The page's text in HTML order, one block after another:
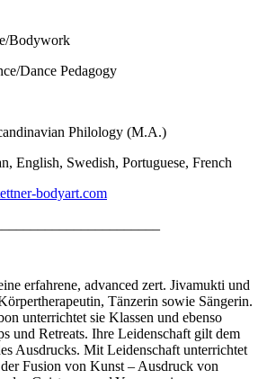
Bodywork
Dance Pedagogy
Philology (M.A.)
English, Swedish, Portuguese, French
bodyart.com
erfahrene, advanced zert. Jivamukti und
Tänzerin sowie Sängerin.
unterrichtet sie Klassen und ebenso
und Retreats. Ihre Leidenschaft gilt dem
Ausdrucks. Mit Leidenschaft unterrichtet
Fusion von Kunst – Ausdruck von